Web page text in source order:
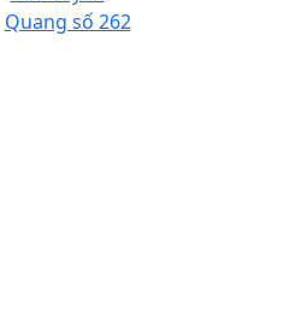
Quang số 262